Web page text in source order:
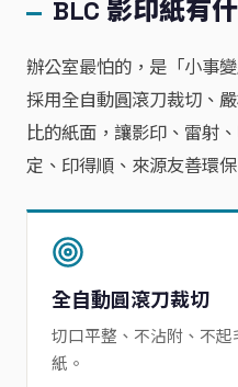
BLC 影印紙有
辦公室最怕的，是「小事
採用全自動圓滾刀裁切、
比的紙面，讓影印、雷射
定、印得順、來源友善環保
全自動圓滾刀裁切
切口平整、不沾附、不
紙。